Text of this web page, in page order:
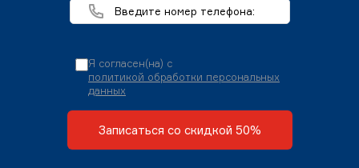
Я согласен(на) с
политикой обработки персональных
данных
Записаться со скидкой 50%